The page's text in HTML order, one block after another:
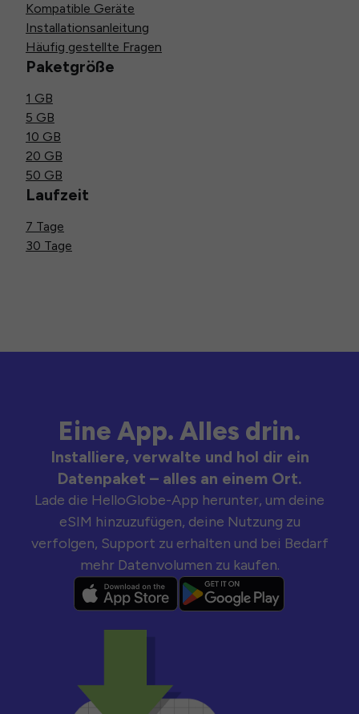
Kompatible Geräte
Installationsanleitung
Häufig gestellte Fragen
Paketgröße
1 GB
5 GB
10 GB
20 GB
50 GB
Laufzeit
7 Tage
30 Tage
Eine App. Alles drin.
Installiere, verwalte und hol dir ein
Datenpaket – alles an einem Ort.
Lade die HelloGlobe-App herunter, um deine
eSIM hinzuzufügen, deine Nutzung zu
verfolgen, Support zu erhalten und bei Bedarf
mehr Datenvolumen zu kaufen.